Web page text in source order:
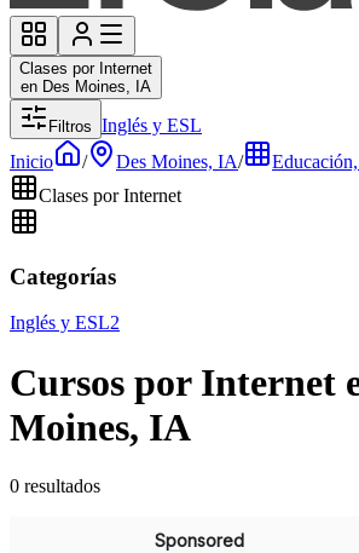
Clases por Internet
en Des Moines, IA
Filtros Inglés y ESL
Inicio
/ Des Moines, IA/
Clases por Internet
Categorías
Inglés y ESL2
Cursos por Internet
Moines, IA
0 resultados